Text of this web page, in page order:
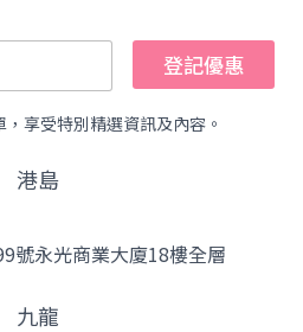
登記優惠
享受特別精選資訊及內容。
港島
號永光商業大廈18樓全層
九龍